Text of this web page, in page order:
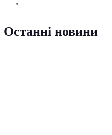
Останні новини